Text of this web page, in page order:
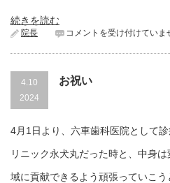
続きを読む
院長
テ
ピ
ー
コメントを受け付けていま
4.10
2024
お祝い
4月1日より、六車歯科医院として
リニック永犬丸だった時と、中身
域に貢献できるよう頑張っていこ